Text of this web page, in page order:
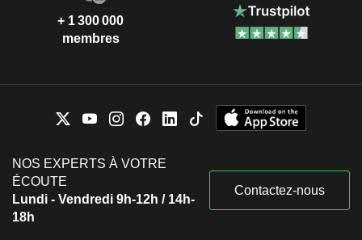
+ 1 300 000
membres
NOS EXPERTS À VOTRE
ÉCOUTE
Lundi - Vendredi 9h-12h / 14h-
18h
Contactez-nous